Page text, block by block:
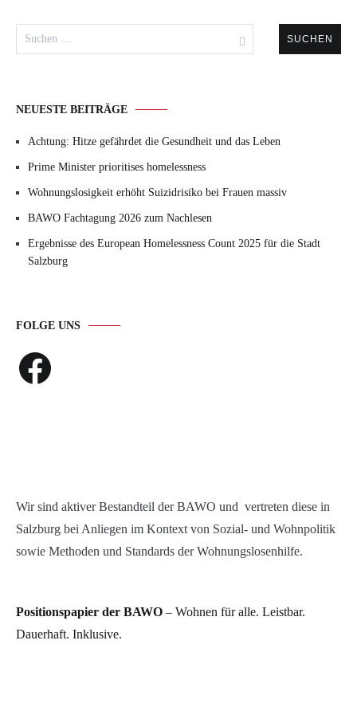
nach:
NEUESTE BEITRÄGE
Achtung: Hitze gefährdet die Gesundheit und das Leben
Prime Minister prioritises homelessness
Wohnungslosigkeit erhöht Suizidrisiko bei Frauen massiv
BAWO Fachtagung 2026 zum Nachlesen
Ergebnisse des European Homelessness Count 2025 für die Stadt
Salzburg
FOLGE UNS
Facebook
Wir sind aktiver Bestandteil der BAWO und vertreten diese in
Salzburg bei Anliegen im Kontext von Sozial- und Wohnpolitik
sowie Methoden und Standards der Wohnungslosenhilfe.
Positionspapier der BAWO – Wohnen für alle. Leistbar.
Dauerhaft. Inklusive.